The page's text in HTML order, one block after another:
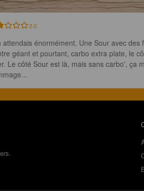
2.0
attendais énormément. Une Sour avec des
géant et pourtant, carbo extra plate, le
Le côté Sour est là, mais sans carbo', ça